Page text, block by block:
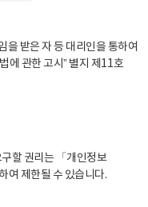
을 받은 자 등 대리인을 통하여
에 관한 고시” 별지 제11호
할 권리는 「개인정보
여 제한될 수 있습니다.